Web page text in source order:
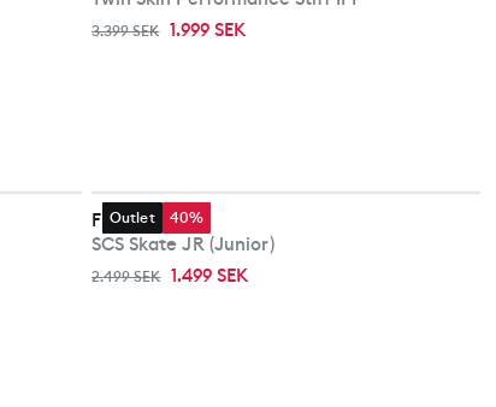
3.399 SEK 1.999 SEK
Outlet 40%
Fischer
SCS Skate JR (Junior)
2.499 SEK 1.499 SEK